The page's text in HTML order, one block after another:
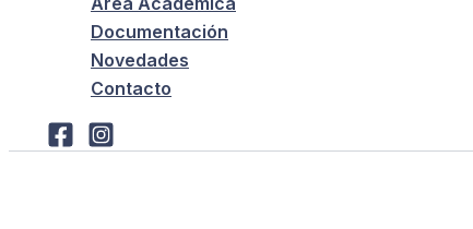
Documentación
Novedades
Contacto